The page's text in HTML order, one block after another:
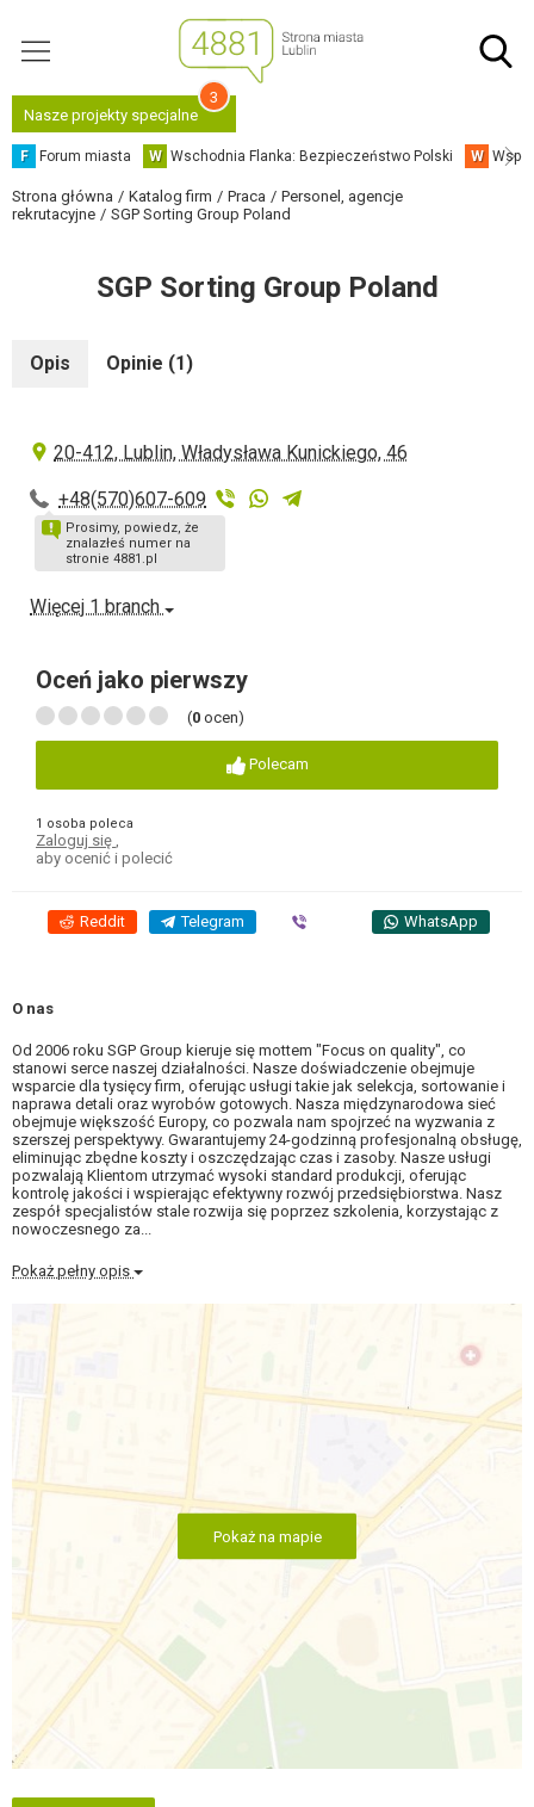
Nasze projekty specjalne
3
F Forum miasta W Wschodnia Flanka: Bezpieczeństwo Polski W
Strona główna Katalog firm Praca
Personel, agencje
rekrutacyjne
SGP Sorting Group Poland
SGP Sorting Group Poland
Opis Opinie (1)
20-412, Lublin, Władysława Kunickiego, 46
+48(570)607-609
Prosimy, powiedz, że
znalazłeś numer na
stronie 4881.pl
Więcej 1 branch
Oceń jako pierwszy
(0 ocen)
Polecam
1 osoba poleca
Zaloguj się
aby ocenić i polecić
Reddit Telegram WhatsApp
O nas
Od 2006 roku SGP Group kieruje się mottem "Focus on quality", co
stanowi serce naszej działalności. Nasze doświadczenie obejmuje
wsparcie dla tysięcy firm, oferując usługi takie jak selekcja, sortowanie i
naprawa detali oraz wyrobów gotowych. Nasza międzynarodowa sieć
obejmuje większość Europy, co pozwala nam spojrzeć na wyzwania z
szerszej perspektywy. Gwarantujemy 24-godzinną profesjonalną obsługę,
eliminując zbędne koszty i oszczędzając czas i zasoby. Nasze usługi
pozwalają Klientom utrzymać wysoki standard produkcji, oferując
kontrolę jakości i wspierając efektywny rozwój przedsiębiorstwa. Nasz
zespół specjalistów stale rozwija się poprzez szkolenia, korzystając z
nowoczesnego za...
Pokaż pełny opis
Pokaż na mapie